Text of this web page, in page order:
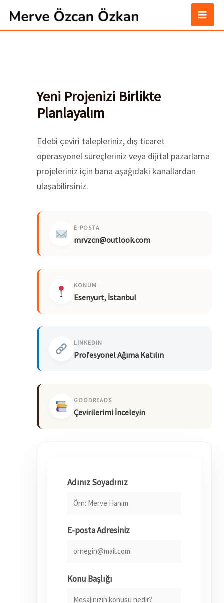
atla
Yeni Projenizi Birlikte
Planlayalım
Edebi çeviri talepleriniz, dış ticaret
operasyonel süreçleriniz veya dijital pazarlama
projeleriniz için bana aşağıdaki kanallardan
ulaşabilirsiniz.
E-POSTA
mrvzcn@outlook.com
KONUM
Esenyurt, İstanbul
LINKEDIN
Profesyonel Ağıma Katılın
GOODREADS
Çevirilerimi İnceleyin
Adınız Soyadınız
E-posta Adresiniz
Konu Başlığı